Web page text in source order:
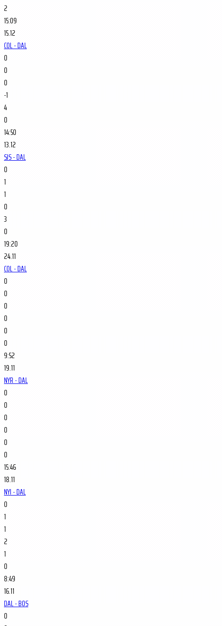
2
15:09
15.12
COL - DAL
0
0
0
-1
4
0
14:50
13.12
SJS - DAL
0
1
1
0
3
0
19:20
24.11
COL - DAL
0
0
0
0
0
0
9:52
19.11
NYR - DAL
0
0
0
0
0
0
15:46
18.11
NYI - DAL
0
1
1
2
1
0
8:49
16.11
DAL - BOS
0